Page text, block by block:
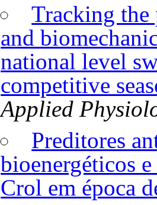
Tracking the
and
national level
competitive
Applied
Preditores
bioenergéticos
Crol em época